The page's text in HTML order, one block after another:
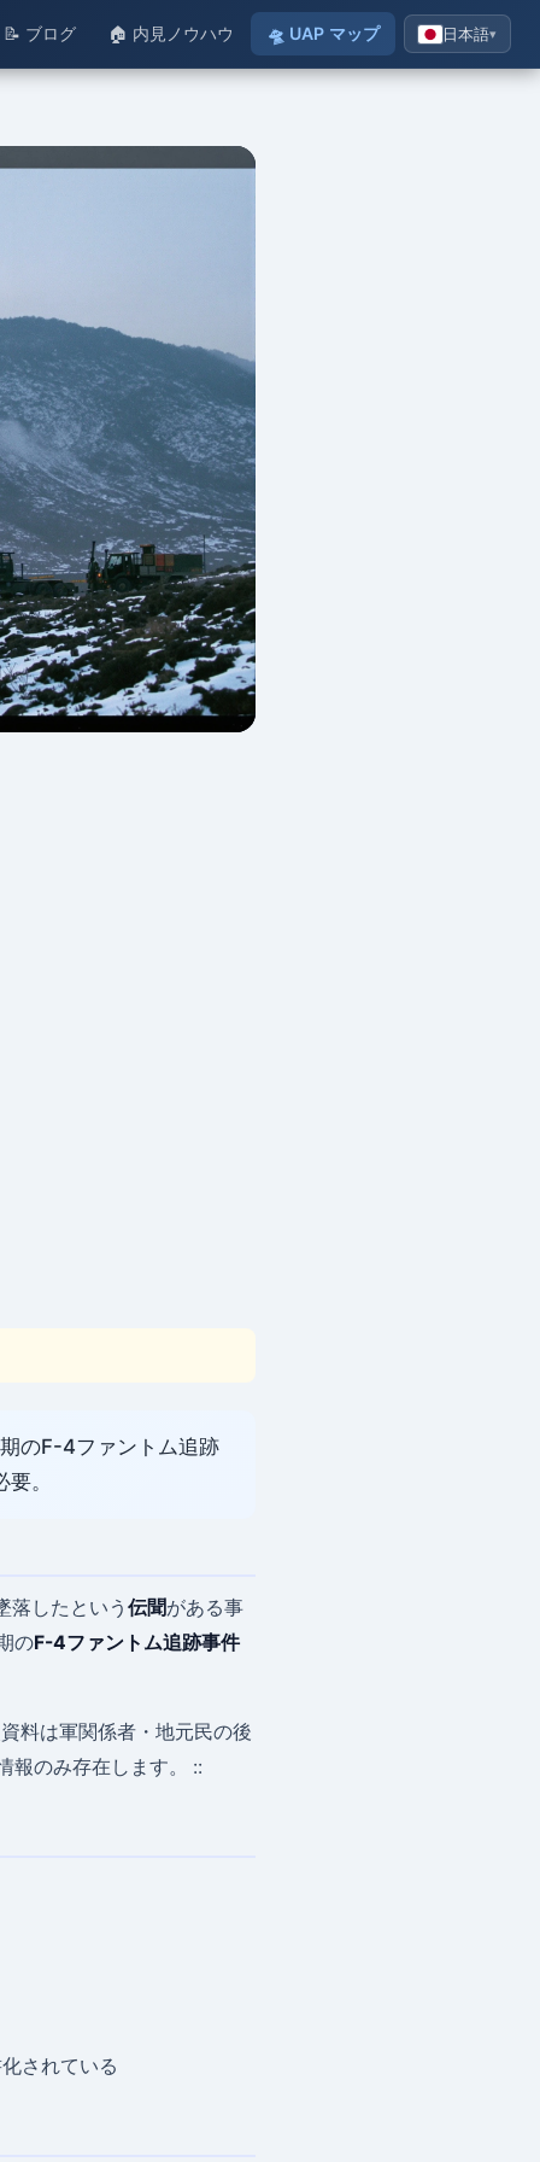
📝 ブログ 🏠 内見ノウハウ 🛸 UAP マップ 日本語▾
のF-4ファントム追跡
。
落したという 伝聞がある事
のF-4ファントム追跡事件
料は軍関係者・地元民の後
報のみ存在します。 ::
されている